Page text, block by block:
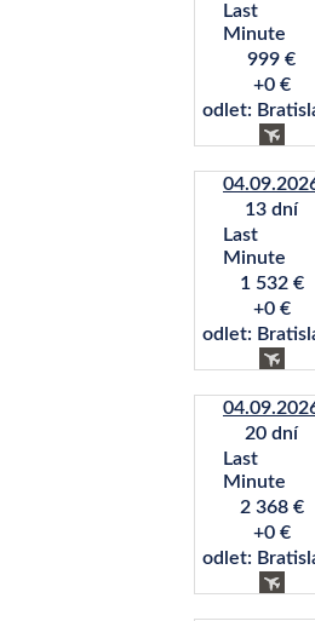
Last
Minute
999 €
+0 €
odlet:
13 dní
Last
Minute
1 532 €
+0 €
odlet:
20 dní
Last
Minute
2 368 €
+0 €
odlet: